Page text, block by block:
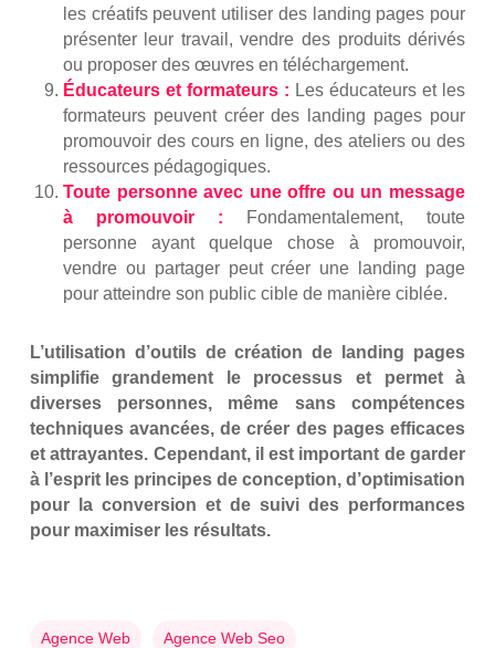
les créatifs peuvent utiliser des landing pages pour
présenter leur travail, vendre des produits dérivés
ou proposer des œuvres en téléchargement.
Éducateurs et formateurs : Les éducateurs et les
formateurs peuvent créer des landing pages pour
promouvoir des cours en ligne, des ateliers ou des
ressources pédagogiques.
Toute personne avec une offre ou un message
à promouvoir : Fondamentalement, toute
personne ayant quelque chose à promouvoir,
vendre ou partager peut créer une landing page
pour atteindre son public cible de manière ciblée.
L’utilisation d’outils de création de landing pages
simplifie grandement le processus et permet à
diverses personnes, même sans compétences
techniques avancées, de créer des pages efficaces
et attrayantes. Cependant, il est important de garder
à l’esprit les principes de conception, d’optimisation
pour la conversion et de suivi des performances
pour maximiser les résultats.
Agence Web Agence Web Seo